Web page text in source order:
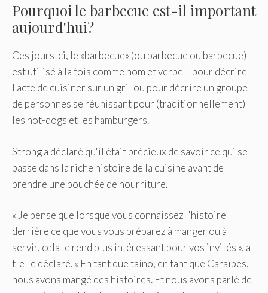
Pourquoi le barbecue est-il important
aujourd'hui?
Ces jours-ci, le «barbecue» (ou barbecue ou barbecue)
est utilisé à la fois comme nom et verbe – pour décrire
l'acte de cuisiner sur un gril ou pour décrire un groupe
de personnes se réunissant pour (traditionnellement)
les hot-dogs et les hamburgers.
Strong a déclaré qu'il était précieux de savoir ce qui se
passe dans la riche histoire de la cuisine avant de
prendre une bouchée de nourriture.
« Je pense que lorsque vous connaissez l'histoire
derrière ce que vous vous préparez à manger ou à
servir, cela le rend plus intéressant pour vos invités », a-
t-elle déclaré. « En tant que taíno, en tant que Caraïbes,
nous avons mangé des histoires. Et nous avons parlé de